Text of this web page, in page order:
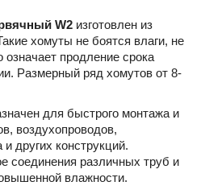
W2 изготовлен из
хомуты не боятся влаги, не
означает продление срока
Размерный ряд хомутов от 8-
для быстрого монтажа и
воздухопроводов,
других конструкций.
соединения различных труб и
влажности.